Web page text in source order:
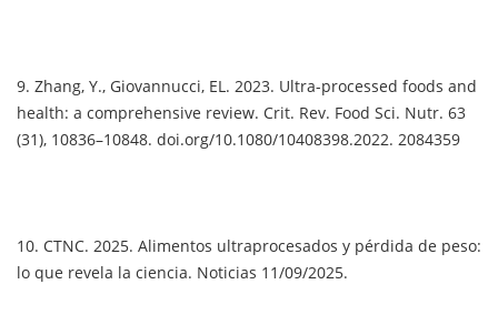
9. Zhang, Y., Giovannucci, EL. 2023. Ultra-processed foods and
health: a comprehensive review. Crit. Rev. Food Sci. Nutr. 63
(31), 10836–10848. doi.org/10.1080/10408398.2022. 2084359
10. CTNC. 2025. Alimentos ultraprocesados y pérdida de peso:
lo que revela la ciencia. Noticias 11/09/2025.